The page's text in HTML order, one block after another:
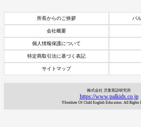
所長からのご挨拶 パ
会社概要
個人情報保護について
特定商取引法に基づく表記
サイトマップ
株式会社 児童英語研究所
https://www.palkids.co.jp
©Institute Of Child English Education. All Rights